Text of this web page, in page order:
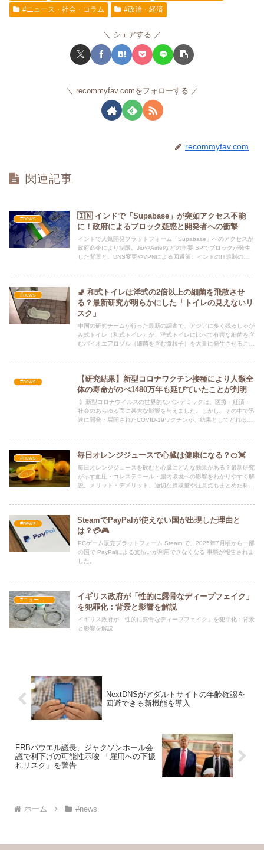
#ニュース・社会・コラム
#政治・経済
シェアする
recommyfav.comをフォローする
recommyfav.com
関連記事
#news
🇮🇳 インドで「Supabase」が突如アクセス不能
に！政府によるブロック疑惑と開発者への衝撃
インドで人気開発プラットフォーム「Supabase」へのアクセスが
政府命令により制限。JioやAirtelなどの主要ISPでブロックが発生
した背景と、DNS変更やVPNによる回避策、インドのIT規制の現
#news
🚽 和式トイレは洋式の2倍以上の細菌を飛散させ
る？最新研究が明らかにした「トイレの見えないリ
スク」
中国の研究チームが行った最新の調査で、アジアに多く残るしゃが
み式トイレ（和式トイレ）が、洋式トイレに比べて有害な細菌を含
むバイオエアロゾル（細菌を含む微粒子）を大量に発生させること
#news
【研究結果】新型コロナワクチン接種により人類全
体の寿命がのべ1480万年も延びていたことが判明
💉 新型コロナウイルスの世界的なパンデミックは、医療・経済・
社会のあらゆる面に甚大な影響を与えました。しかし、その中で迅
速に開発・展開されたCOVID-19ワクチンが、結果としてどれほど
#news 毎日オレンジジュースで心臓は健康になる？🍊💓
毎日オレンジジュースを飲むと心臓にどんな効果がある？最新研究
が示す血圧・コレステロール・腸内環境への影響をわかりやすく解
説。メリット・デメリット、適切な摂取量や注意点もまとめた科学
#news
SteamでPayPalが使えない国が出現した理由と
は？💳🎮
PCゲーム販売プラットフォーム Steam で、2025年7月頃から一部
の国で PayPalによる支払いが利用できなくなる 事態が報告されま
した。
イギリス政府が「性的に露骨なディープフェイク」
を犯罪化：背景と影響を解説
イギリス政府が「性的に露骨なディープフェイク」を犯罪化：背景
と影響を解説
NextDNSがアダルトサイトの年齢確認を
回避できる新機能を導入
FRBパウエル議長、ジャクソンホール会
議で利下げの可能性示唆 「雇用への下振
れリスク」を警告
ホーム #news